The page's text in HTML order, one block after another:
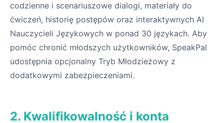
codzienne i scenariuszowe dialogi, materiały do
ćwiczeń, historię postępów oraz interaktywnych AI
Nauczycieli Językowych w ponad 30 językach. Aby
pomóc chronić młodszych użytkowników, SpeakPal
udostępnia opcjonalny Tryb Młodzieżowy z
dodatkowymi zabezpieczeniami.
2. Kwalifikowalność i konta